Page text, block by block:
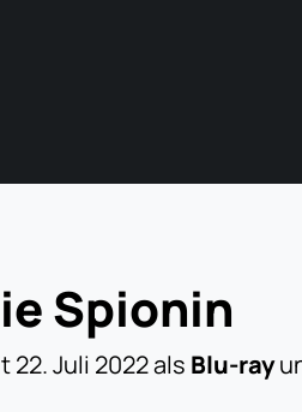
Spionin
22. Juli 2022 als Blu-ray